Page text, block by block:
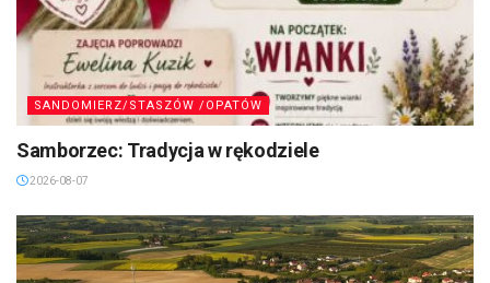
SANDOMIERZ/STASZÓW /OPATÓW
Samborzec: Tradycja w rękodziele
2026-08-07